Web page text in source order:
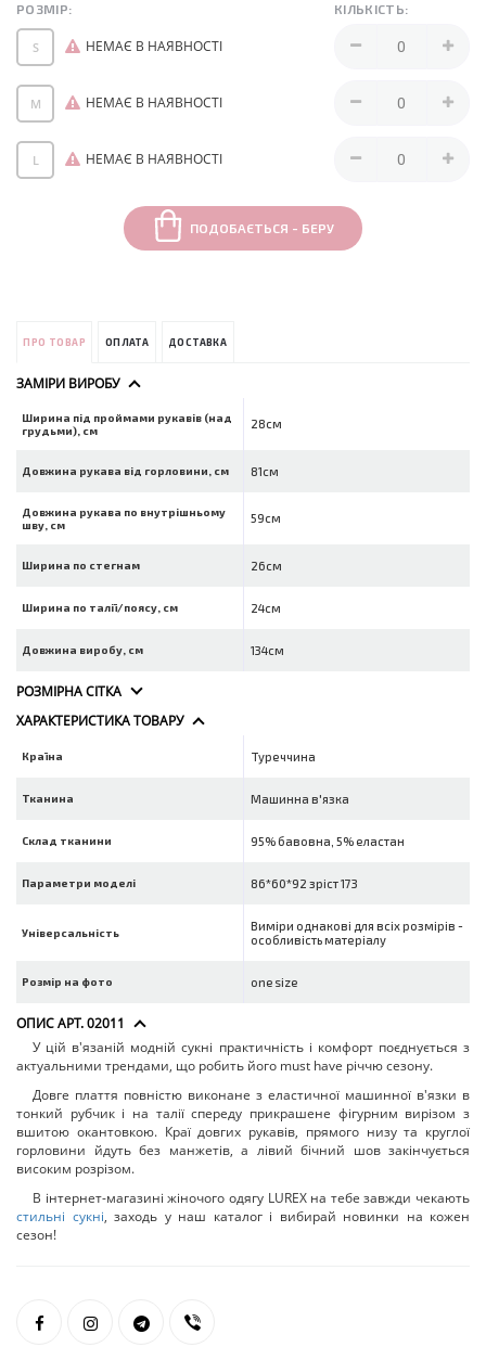
РОЗМІР: КІЛЬКІСТЬ:
S НЕМАЄ В НАЯВНОСТІ
M НЕМАЄ В НАЯВНОСТІ
L НЕМАЄ В НАЯВНОСТІ
ПОДОБАЄТЬСЯ - БЕРУ
ПРО ТОВАР ОПЛАТА ДОСТАВКА
ЗАМІРИ ВИРОБУ
Ширина під проймами рукавів (над
грудьми), см
28см
Довжина рукава від горловини, см 81см
Довжина рукава по внутрішньому
шву, см
59см
Ширина по стегнам 26см
Ширина по талії/поясу, см 24см
Довжина виробу, см 134см
РОЗМІРНА СІТКА
ХАРАКТЕРИСТИКА ТОВАРУ
Країна Туреччина
Тканина Машинна в'язка
Склад тканини 95% бавовна, 5% еластан
Параметри моделі 86*60*92 зріст 173
Універсальність
Виміри однакові для всіх розмірів -
особливість матеріалу
Розмір на фото one size
ОПИС АРТ. 02011
У цій в'язаній модній сукні практичність і комфорт поєднується з
актуальними трендами, що робить його must have річчю сезону.
Довге плаття повністю виконане з еластичної машинної в'язки в
тонкий рубчик і на талії спереду прикрашене фігурним вирізом з
вшитою окантовкою. Краї довгих рукавів, прямого низу та круглої
горловини йдуть без манжетів, а лівий бічний шов закінчується
високим розрізом.
В інтернет-магазині жіночого одягу LUREX на тебе завжди чекають
стильні сукні, заходь у наш каталог і вибирай новинки на кожен
сезон!